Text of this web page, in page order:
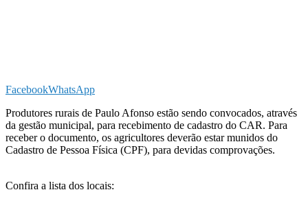
FacebookWhatsApp
Produtores rurais de Paulo Afonso estão sendo convocados, através
da gestão municipal, para recebimento de cadastro do CAR. Para
receber o documento, os agricultores deverão estar munidos do
Cadastro de Pessoa Física (CPF), para devidas comprovações.
Confira a lista dos locais: